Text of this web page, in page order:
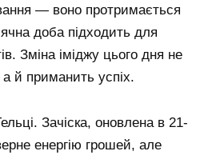
— воно протримається
доба підходить для
Зміна іміджу цього дня не
й приманить успіх.
Зачіска, оновлена в 21-
енергію грошей, але